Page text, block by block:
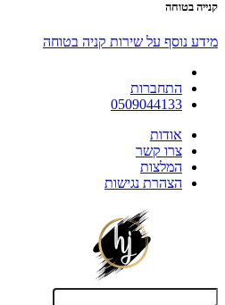
קנייה בטוחה
מידע נוסף על שירות קניה בטוחה
התחברות
0509044133
אודות
צרו קשר
המלצות
הצהרת נגישות